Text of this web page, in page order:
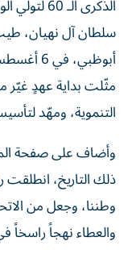
الذكرى
سلطان آل نهيان، طيب
مثّلت بداية عهدٍ غيّر
التنموية، ومهّد
وأضاف على صفحة
ذلك التاريخ، انطلقت
وطننا، وجعل من
والعطاء نهجاً